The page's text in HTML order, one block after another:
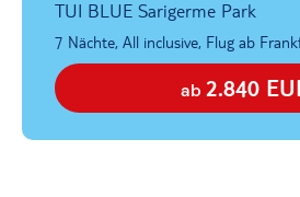
TUI BLUE Sarigerme Park
7 Nächte, All inclusive, Flug ab
ab 2.840